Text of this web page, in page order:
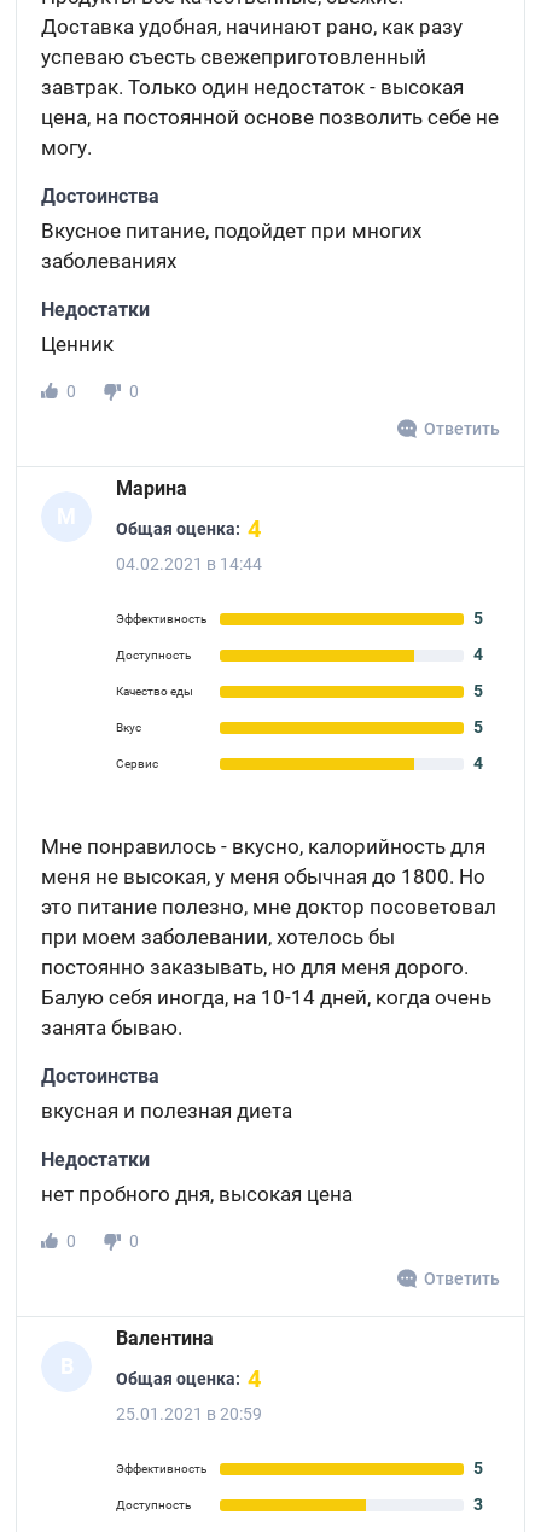
Доставка удобная, начинают рано, как разу
успеваю съесть свежеприготовленный
завтрак. Только один недостаток - высокая
цена, на постоянной основе позволить себе не
могу.
Достоинства
Вкусное питание, подойдет при многих
заболеваниях
Недостатки
Ценник
0
0
Ответить
М
Марина
Общая оценка: 4
04.02.2021 в 14:44
Эффективность 5
Доступность 4
Качество еды 5
Вкус 5
Сервис 4
Мне понравилось - вкусно, калорийность для
меня не высокая, у меня обычная до 1800. Но
это питание полезно, мне доктор посоветовал
при моем заболевании, хотелось бы
постоянно заказывать, но для меня дорого.
Балую себя иногда, на 10-14 дней, когда очень
занята бываю.
Достоинства
вкусная и полезная диета
Недостатки
нет пробного дня, высокая цена
0
0
Ответить
В
Валентина
Общая оценка: 4
25.01.2021 в 20:59
Эффективность 5
Доступность
3